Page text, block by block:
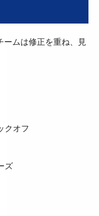
ームは修正を重ね、見
クオフ
ズ